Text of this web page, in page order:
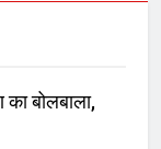
बोलबाला,